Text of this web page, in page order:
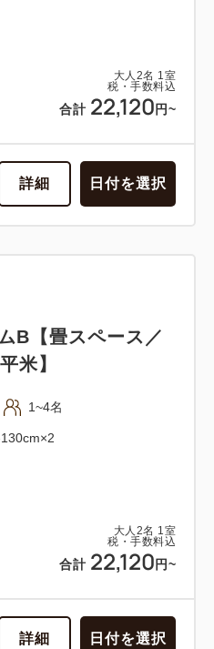
大人 2名 1室
税・手数料込
合計 22,120 円~
詳細 日付を選択
大人 2名 1室
税・手数料込
合計 22,120 円~
B【畳スペース／
米】
1~4名
詳細 日付を選択